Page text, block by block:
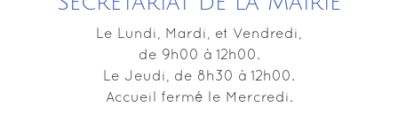
Le Lundi, Mardi, et Vendredi,
de 9h00 à 12h00.
Le Jeudi, de 8h30 à 12h00.
Accueil fermé le Mercredi.